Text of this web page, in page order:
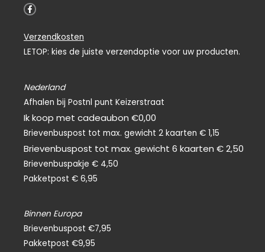
F
a
b
o
o
Verzendkosten
LETOP: kies de juiste verzendoptie voor uw producten.
Nederland
Afhalen bij Postnl punt Keizerstraat
Ik koop met cadeaubon €0,00
Brievenbuspost tot max. gewicht 2 kaarten € 1,15
Brievenbuspost tot max. gewicht 6 kaarten € 2,50
Brievenbuspakje € 4,50
Pakketpost € 6,95
Binnen Europa
Brievenbuspost €7,95
Pakketpost €9,95